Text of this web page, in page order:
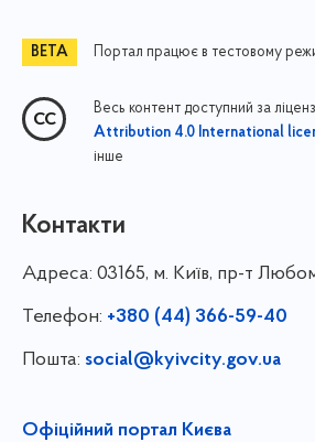
Портал працює в тестовому
Весь контент доступний за
Attribution 4.0 International
інше
Контакти
Адреса: 03165, м. Київ, пр-т
Телефон: +380 (44) 366-59-40
Пошта: social@kyivcity.gov.ua
Офіційний портал Києва